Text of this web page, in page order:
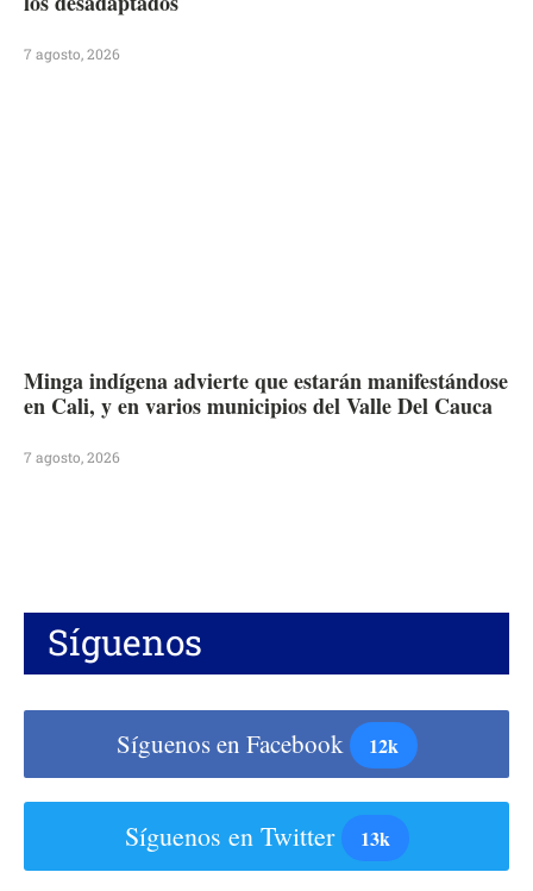
7 agosto, 2026
Minga indígena advierte que estarán manifestándose
en Cali, y en varios municipios del Valle Del Cauca
7 agosto, 2026
Síguenos
Síguenos en Facebook 12k
Síguenos en Twitter 13k